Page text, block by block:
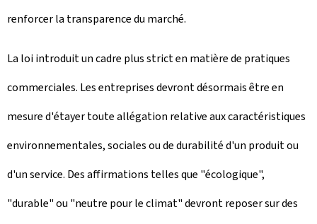
renforcer la transparence du marché.
La loi introduit un cadre plus strict en matière de pratiques
commerciales. Les entreprises devront désormais être en
mesure d'étayer toute allégation relative aux caractéristiques
environnementales, sociales ou de durabilité d'un produit ou
d'un service. Des affirmations telles que "écologique",
"durable" ou "neutre pour le climat" devront reposer sur des